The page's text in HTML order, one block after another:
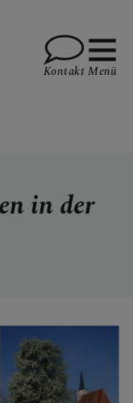
Kontakt Menü
in der